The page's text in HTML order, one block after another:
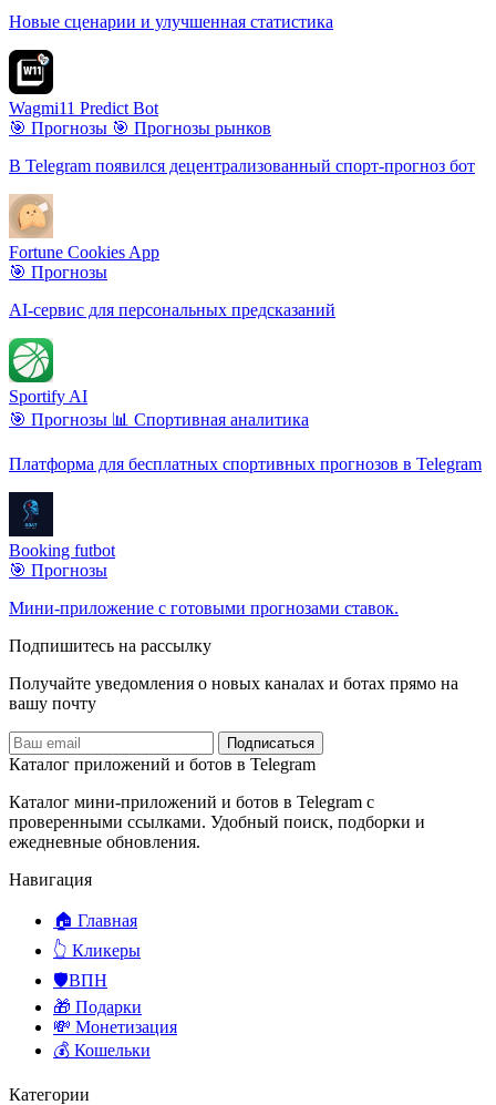
Новые сценарии и улучшенная статистика
Wagmi11 Predict Bot
🎯 Прогнозы 🎯 Прогнозы рынков
В Telegram появился децентрализованный спорт-прогноз бот
Fortune Cookies App
🎯 Прогнозы
AI-сервис для персональных предсказаний
Sportify AI
🎯 Прогнозы 📊 Спортивная аналитика
Платформа для бесплатных спортивных прогнозов в Telegram
Booking futbot
🎯 Прогнозы
Мини-приложение с готовыми прогнозами ставок.
Подпишитесь на рассылку
Получайте уведомления о новых каналах и ботаx прямо на
вашу почту
Подписаться
Каталог приложений и ботов в Telegram
Каталог мини-приложений и ботов в Telegram с
проверенными ссылками. Удобный поиск, подборки и
ежедневные обновления.
Навигация
🏠 Главная
👆 Кликеры
🛡️ВПН
🎁 Подарки
💸 Монетизация
💰 Кошельки
Категории